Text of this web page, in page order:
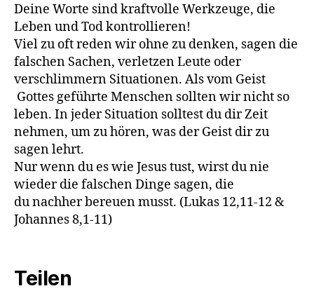
Deine Worte sind kraftvolle Werkzeuge, die
Leben und Tod kontrollieren!
Viel zu oft reden wir ohne zu denken, sagen die
falschen Sachen, verletzen Leute oder
verschlimmern Situationen. Als vom Geist
Gottes geführte Menschen sollten wir nicht so
leben. In jeder Situation solltest du dir Zeit
nehmen, um zu hören, was der Geist dir zu
sagen lehrt.
Nur wenn du es wie Jesus tust, wirst du nie
wieder die falschen Dinge sagen, die
du nachher bereuen musst. (Lukas 12,11-12 &
Johannes 8,1-11)
Teilen